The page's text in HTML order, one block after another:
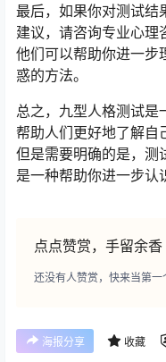
最后，如果你对测试结
建议，请咨询专业心理
他们可以帮助你进一步
惑的方法。
总之，九型人格测试是
帮助人们更好地了解自
但是需要明确的是，测
是一种帮助你进一步认
点点赞赏，手留余香
还没有人赞赏，快来当第一
海报分享 收藏